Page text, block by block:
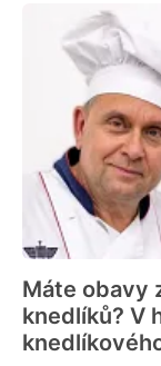
Máte obavy
knedlíků? V